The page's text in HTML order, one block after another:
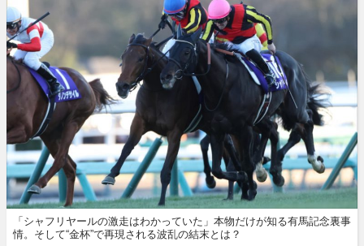
「シャフリヤールの激走はわかっていた」本物だけが知る有馬記念裏事
情。そして“金杯”で再現される波乱の結末とは？